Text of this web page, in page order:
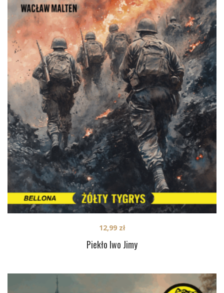
Piekło Iwo Jimy
12,99 zł